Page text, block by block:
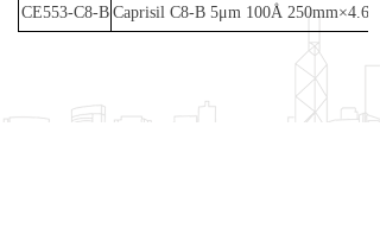
CE553-C8-B Caprisil C8-B 5μm 100Å